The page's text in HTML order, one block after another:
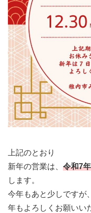
上記のとおり
新年の営業は、 令和7
します。
今年もあと少しですが
年もよろしくお願いい